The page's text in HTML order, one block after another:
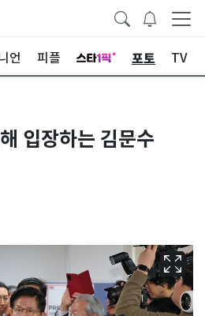
언 피플 포토 TV
입장하는 김문수